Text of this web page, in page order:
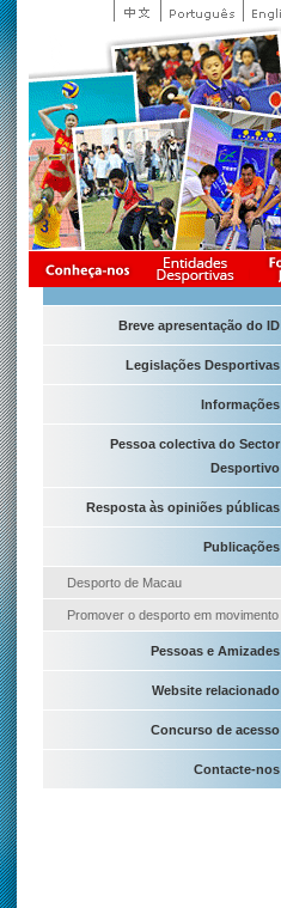
Breve apresentação do ID
Legislações Desportivas
Informações
Pessoa colectiva do Sector
Desportivo
Resposta às opiniões públicas
Publicações
Desporto de Macau
Promover o desporto em movimento
Pessoas e Amizades
Website relacionado
Concurso de acesso
Contacte-nos